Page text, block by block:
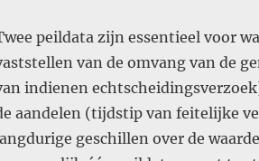
peildata zijn essentieel voor
van de omvang van de
indienen
aandelen (tijdstip van feitelijke
geschillen over de